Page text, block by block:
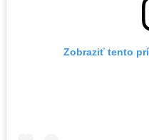
Zobraziť tento